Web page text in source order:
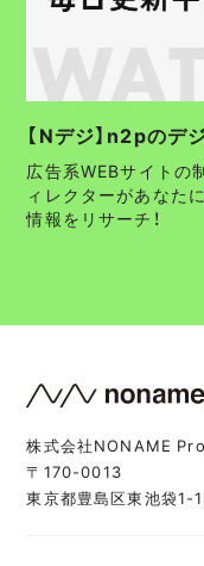
【Nデジ】n2pのデ
広告系WEBサイトの
ィレクターがあなた
情報をリサーチ！
株式会社NONAME
〒170-0013
東京都豊島区東池袋